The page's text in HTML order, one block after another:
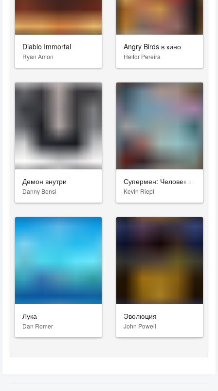
Diablo Immortal
Ryan Amon
Angry Birds в кино
Heitor Pereira
Демон внутри
Danny Bensi
Супермен: Человек
Kevin Riepl
Лука
Dan Romer
Эволюция
John Powell